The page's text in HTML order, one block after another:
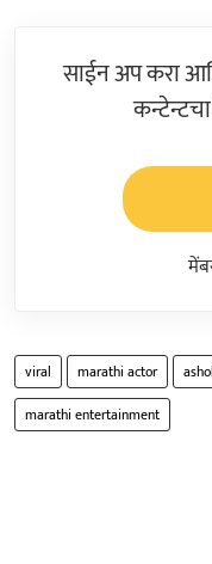
साईन अप करा
viral marathi actor
marathi entertainment